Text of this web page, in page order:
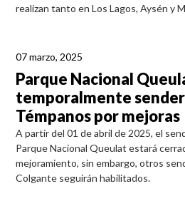
realizan tanto en Los Lagos, Aysén y
07 marzo, 2025
Parque Nacional
temporalmente
Témpanos por mejoras
A partir del 01 de abril de 2025, el
Parque Nacional Queulat estará
mejoramiento, sin embargo, otros
Colgante seguirán habilitados.